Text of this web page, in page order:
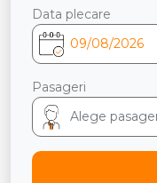
Data plecare
Pasageri